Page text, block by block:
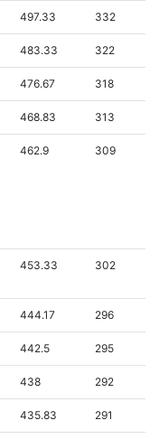
497.33 332
483.33 322
476.67 318
468.83 313
462.9 309
453.33 302
444.17 296
442.5 295
438 292
435.83 291